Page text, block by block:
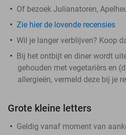
Of bezoek Julianatoren,
Zie hier de lovende recensies
Wil je langer verblijven? Koop
Bij het ontbijt en diner wordt
gehouden met vegetariërs en
allergieën, vermeld deze bij je
Grote kleine letters
Geldig vanaf moment van